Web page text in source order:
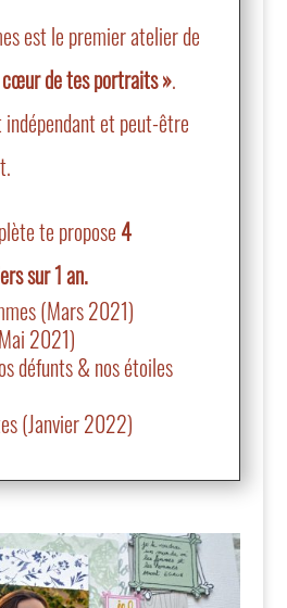
est le premier atelier de
de tes portraits ».
et peut-être
te propose 4
sur 1 an.
(Mars 2021)
2021)
défunts & nos étoiles
(Janvier 2022)